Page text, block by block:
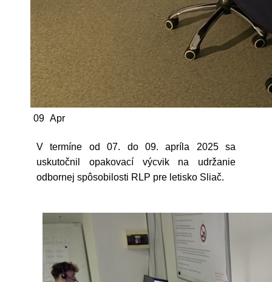
09 Apr
V termíne od 07. do 09. apríla 2025 sa
uskutočnil opakovací výcvik na udržanie
odbornej spôsobilosti RLP pre letisko Sliač.